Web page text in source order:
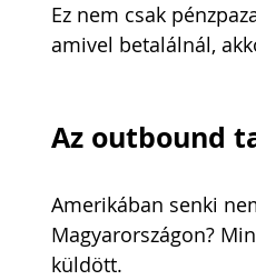
Ez nem csak
amivel betalálnál,
Az outbound
Amerikában senki
Magyarországon?
küldött.